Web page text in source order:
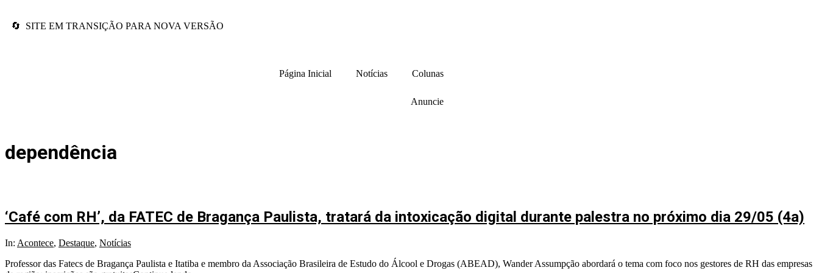
🔄 SITE EM TRANSIÇÃO PARA NOVA VERSÃO
Página Inicial Notícias Colunas
Anuncie
dependência
‘Café com RH’, da FATEC de Bragança Paulista, tratará da intoxicação digital durante palestra no próximo dia 29/05 (4a)
In: Acontece, Destaque, Notícias
Professor das Fatecs de Bragança Paulista e Itatiba e membro da Associação Brasileira de Estudo do Álcool e Drogas (ABEAD), Wander Assumpção abordará o tema com foco nos gestores de RH das empresas